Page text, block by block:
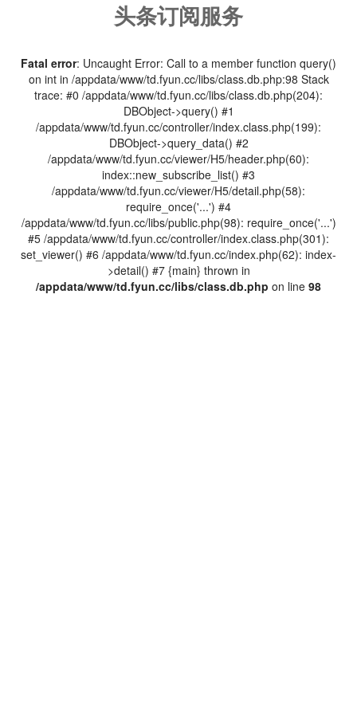
头条订阅服务
Fatal error: Uncaught Error: Call to a member function query()
on int in /appdata/www/td.fyun.cc/libs/class.db.php:98 Stack
trace: #0 /appdata/www/td.fyun.cc/libs/class.db.php(204):
DBObject->query() #1
/appdata/www/td.fyun.cc/controller/index.class.php(199):
DBObject->query_data() #2
/appdata/www/td.fyun.cc/viewer/H5/header.php(60):
index::new_subscribe_list() #3
/appdata/www/td.fyun.cc/viewer/H5/detail.php(58):
require_once('...') #4
/appdata/www/td.fyun.cc/libs/public.php(98): require_once('...')
#5 /appdata/www/td.fyun.cc/controller/index.class.php(301):
set_viewer() #6 /appdata/www/td.fyun.cc/index.php(62): index-
>detail() #7 {main} thrown in
/appdata/www/td.fyun.cc/libs/class.db.php on line 98